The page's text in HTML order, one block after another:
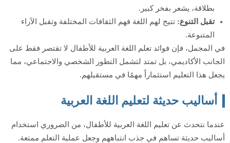
بطلاقة، يشعر بفخر كبير.
تقبل التنوع: تتيح لهم اللغة فهم الثقافات المختلفة وتقبل الآراء
المتنوعة.
في المجمل، فإن فوائد تعلم اللغة العربية للأطفال لا تقتصر فقط على
الجانب الأكاديمي، بل تمتد لتشمل التطور الشخصي والاجتماعي، مما
يجعل هذا التعليم استثماراً مهمًا في مستقبلهم.
أساليب حديثة لتعليم اللغة العربية
عندما نتحدث عن تعليم اللغة العربية للأطفال، من الضروري استخدام
أساليب حديثة تساهم في جذب انتباههم وجعل عملية التعلم ممتعة.